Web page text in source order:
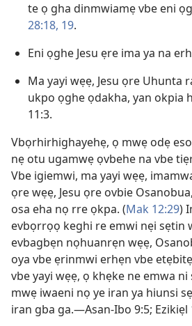
te ọ gha dinmwiamẹ vbe eni
28:18, 19.
Eni ọghe Jesu ẹre ima ya na
Ma yayi wẹẹ, Jesu ọre Uhunta
ukpo ọghe ọdakha, yan okpia
11:3.
Vbọrhirhighayehẹ, ọ mwẹ odẹ
nẹ otu ugamwẹ ọvbehe na vbe
Vbe igiemwi, ma yayi wẹẹ,
ọre wẹẹ, Jesu ọre ovbie
osa eha nọ rre ọkpa. (Mak 12:29)
evbọrrọọ keghi re emwi nẹi sẹtin
evbagbẹn nọhuanrẹn wẹẹ,
oya vbe ẹrinmwi erhẹn vbe
vbe yayi wẹẹ, ọ khẹke ne emwa
mwẹ iwaeni nọ ye iran ya hiunsi
iran gba ga.—Asan-Ibo 9:5; Ezikiẹl